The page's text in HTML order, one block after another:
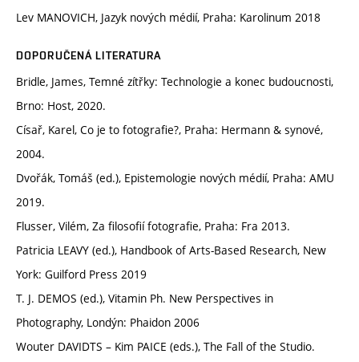
Lev MANOVICH, Jazyk nových médií, Praha: Karolinum 2018
DOPORUČENÁ LITERATURA
Bridle, James, Temné zítřky: Technologie a konec budoucnosti,
Brno: Host, 2020.
Císař, Karel, Co je to fotografie?, Praha: Hermann & synové,
2004.
Dvořák, Tomáš (ed.), Epistemologie nových médií, Praha: AMU
2019.
Flusser, Vilém, Za filosofií fotografie, Praha: Fra 2013.
Patricia LEAVY (ed.), Handbook of Arts-Based Research, New
York: Guilford Press 2019
T. J. DEMOS (ed.), Vitamin Ph. New Perspectives in
Photography, Londýn: Phaidon 2006
Wouter DAVIDTS – Kim PAICE (eds.), The Fall of the Studio.